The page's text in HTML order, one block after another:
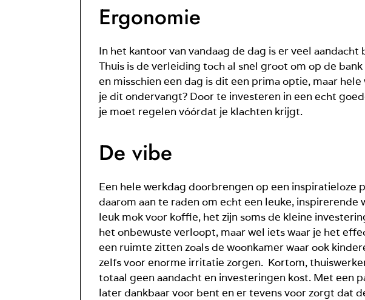
Ergonomie
In het kantoor van vandaag de dag is er veel
Thuis is de verleiding toch al snel groot om op de
en misschien een dag is dit een prima optie, maar
je dit ondervangt? Door te investeren in een echt
je moet regelen vóórdat je klachten krijgt.
De vibe
Een hele werkdag doorbrengen op een
daarom aan te raden om echt een leuke,
leuk mok voor koffie, het zijn soms de kleine
het onbewuste verloopt, maar wel iets waar je het
een ruimte zitten zoals de woonkamer waar ook
zelfs voor enorme irritatie zorgen. Kortom,
totaal geen aandacht en investeringen kost. Met een
later dankbaar voor bent en er tevens voor zorgt dat